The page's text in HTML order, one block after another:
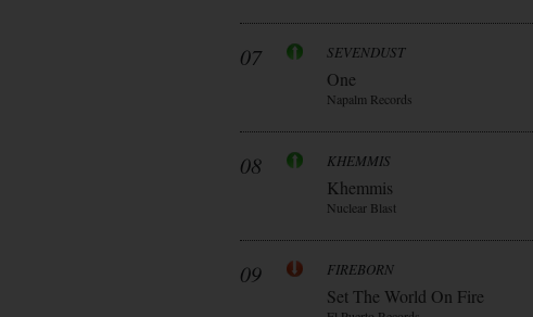
07 SEVENDUST
One
Napalm Records
08 KHEMMIS
Khemmis
Nuclear Blast
09 FIREBORN
Set The World On Fire